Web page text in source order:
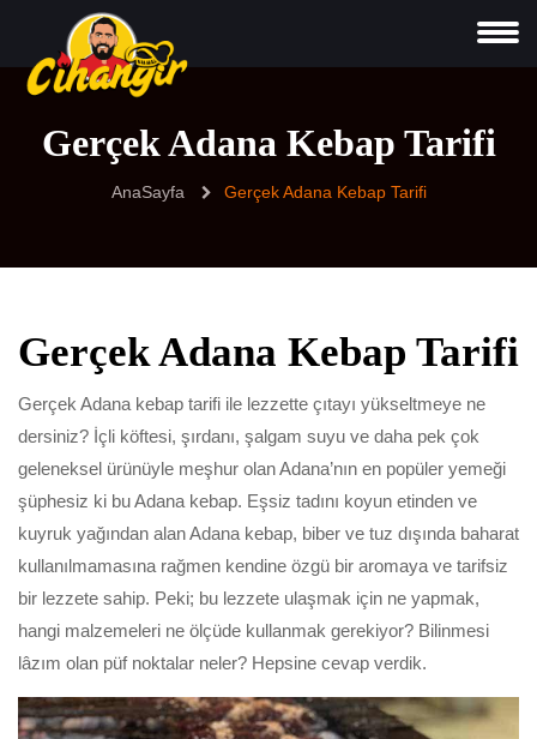
Gerçek Adana Kebap Tarifi
AnaSayfa Gerçek Adana Kebap Tarifi
Gerçek Adana Kebap Tarifi
Gerçek Adana kebap tarifi ile lezzette çıtayı yükseltmeye ne
dersiniz? İçli köftesi, şırdanı, şalgam suyu ve daha pek çok
geleneksel ürünüyle meşhur olan Adana’nın en popüler yemeği
şüphesiz ki bu Adana kebap. Eşsiz tadını koyun etinden ve
kuyruk yağından alan Adana kebap, biber ve tuz dışında baharat
kullanılmamasına rağmen kendine özgü bir aromaya ve tarifsiz
bir lezzete sahip. Peki; bu lezzete ulaşmak için ne yapmak,
hangi malzemeleri ne ölçüde kullanmak gerekiyor? Bilinmesi
lâzım olan püf noktalar neler? Hepsine cevap verdik.